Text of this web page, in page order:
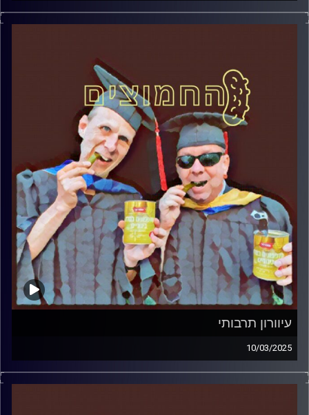
המערכת הפוליטית על ספת הפסיכולוג, עם פרופסור בועז בן-
דוד ופרופסור גלעד הירשברגר
קרדיט תמונות:AudioVersity
עיוורון תרבותי
10/03/2025
המערכת הפוליטית על ספת הפסיכולוג, עם פרופסור בועז בן-
דוד ופרופסור גלעד הירשברגר